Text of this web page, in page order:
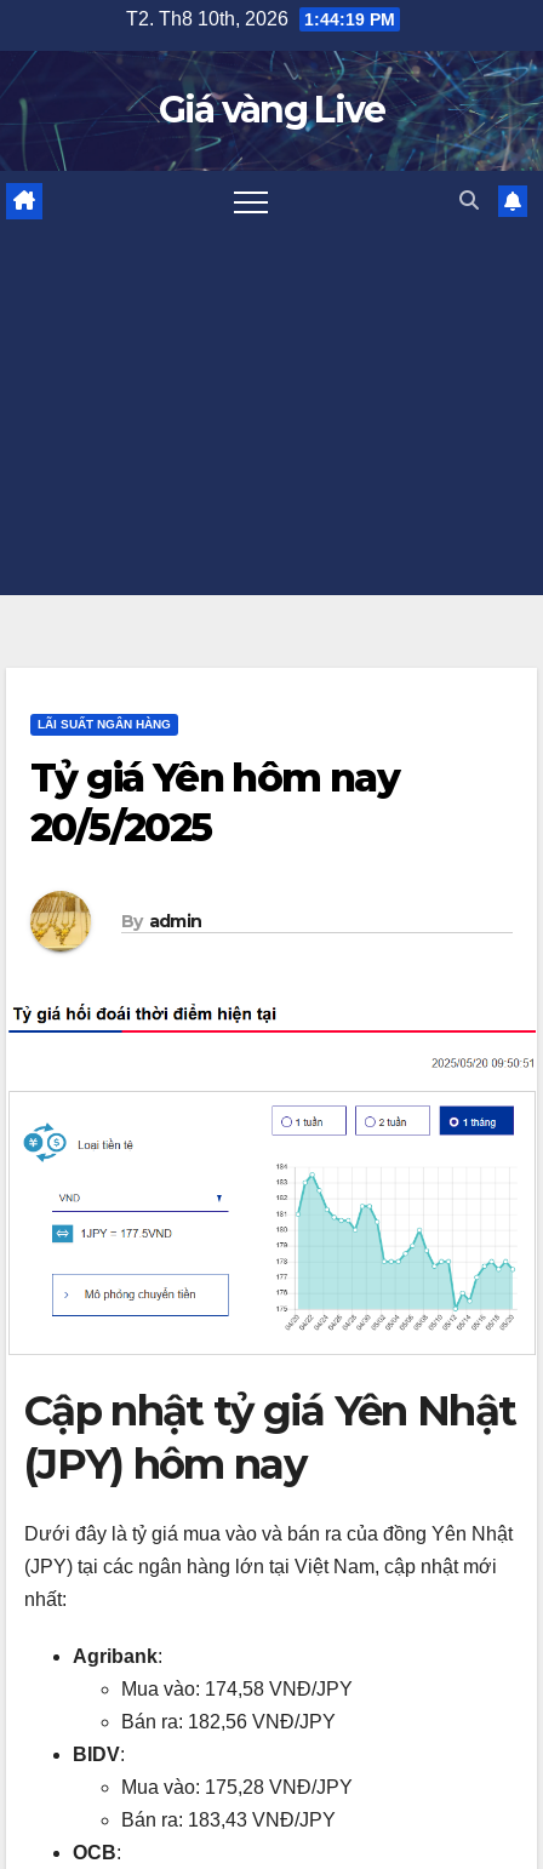
content
T2. Th8 10th, 2026 1:44:20 PM
Giá vàng Live
LÃI SUẤT NGÂN HÀNG
Tỷ giá Yên hôm nay
20/5/2025
By admin
Cập nhật tỷ giá Yên Nhật
(JPY) hôm nay
Dưới đây là tỷ giá mua vào và bán ra của đồng Yên Nhật
(JPY) tại các ngân hàng lớn tại Việt Nam, cập nhật mới
nhất:
Agribank:
Mua vào: 174,58 VNĐ/JPY
Bán ra: 182,56 VNĐ/JPY
BIDV:
Mua vào: 175,28 VNĐ/JPY
Bán ra: 183,43 VNĐ/JPY
OCB: